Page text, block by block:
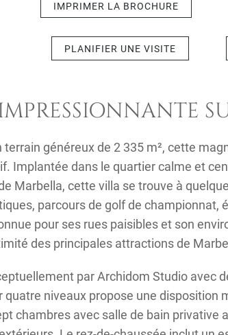
IMPRIMER LA BROCHURE
PLANIFIER UNE VISITE
terrain généreux de 2 335 m², cette
Implantée dans le quartier calme et
Marbella, cette villa se trouve à
parcours de golf de championnat,
pour ses rues paisibles et son
des principales attractions de
par Archidom Studio avec
quatre niveaux propose une disposition
chambres avec salle de bain privative